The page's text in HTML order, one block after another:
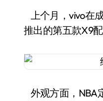
上个月，vivo在
推出的第五款X9配
外观方面，NBA